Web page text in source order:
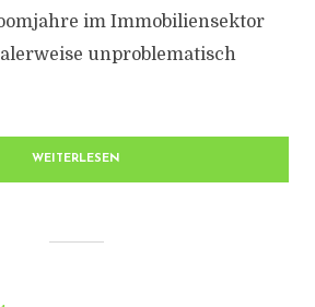
im Immobiliensektor
unproblematisch
WEITERLESEN